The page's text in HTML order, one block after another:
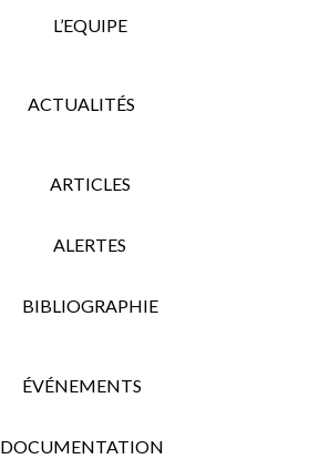
L’EQUIPE
ACTUALITÉS
ARTICLES
ALERTES
BIBLIOGRAPHIE
ÉVÉNEMENTS
DOCUMENTATION